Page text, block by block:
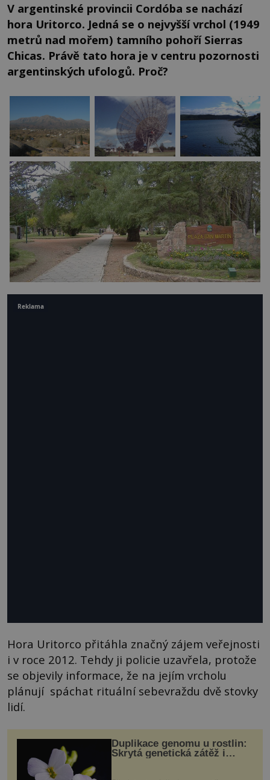
V argentinské provincii Cordóba se nachází
hora Uritorco. Jedná se o nejvyšší vrchol (1949
metrů nad mořem) tamního pohoří Sierras
Chicas. Právě tato hora je v centru pozornosti
argentinských ufologů. Proč?
Hora Uritorco přitáhla značný zájem veřejnosti
i v roce 2012. Tehdy ji policie uzavřela, protože
se objevily informace, že na jejím vrcholu
plánují spáchat rituální sebevraždu dvě stovky
lidí.
Duplikace genomu u rostlin:
Skrytá genetická zátěž i
Reklama